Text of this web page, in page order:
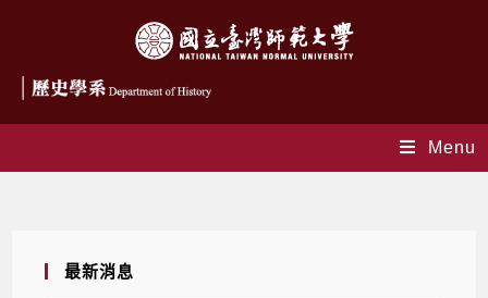
Menu
最新消息